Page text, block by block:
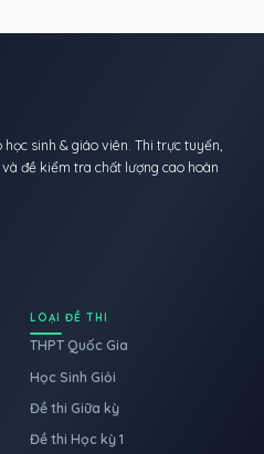
sinh & giáo viên. Thi trực tuyến,
đề kiểm tra chất lượng cao hoàn
LOẠI ĐỀ THI
THPT Quốc Gia
Học Sinh Giỏi
Đề thi Giữa kỳ
Đề thi Học kỳ 1